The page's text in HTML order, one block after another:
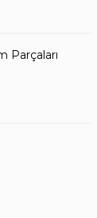
Parçaları